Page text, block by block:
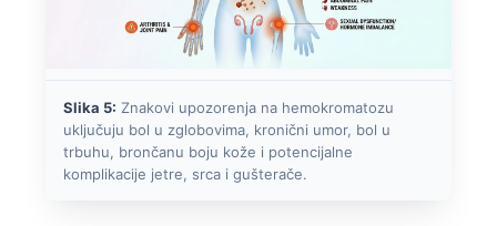
Slika 5: Znakovi upozorenja na hemokromatozu
uključuju bol u zglobovima, kronični umor, bol u
trbuhu, brončanu boju kože i potencijalne
komplikacije jetre, srca i gušterače.